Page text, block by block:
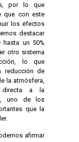
por lo que
que con este
los efectos
destacar
hasta un 50%
otro sistema
lo que
reducción de
la atmósfera,
directa a la
uno de los
que la
afirmar